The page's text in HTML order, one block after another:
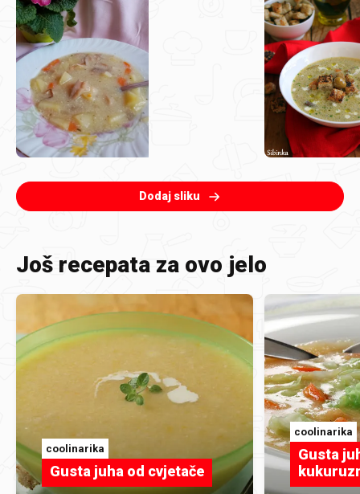
Dodaj sliku
Još recepata za ovo jelo
coolinarika
Gusta juha od cvjetače
coolinarika
Gusta